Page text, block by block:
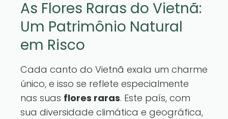
As Flores Raras do Vietnã:
Um Patrimônio Natural
em Risco
Cada canto do Vietnã exala um charme
único, e isso se reflete especialmente
nas suas flores raras. Este país, com
sua diversidade climática e geográfica,